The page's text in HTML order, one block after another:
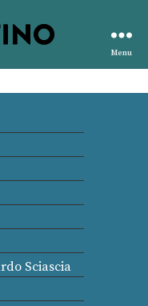
Menu
Sciascia